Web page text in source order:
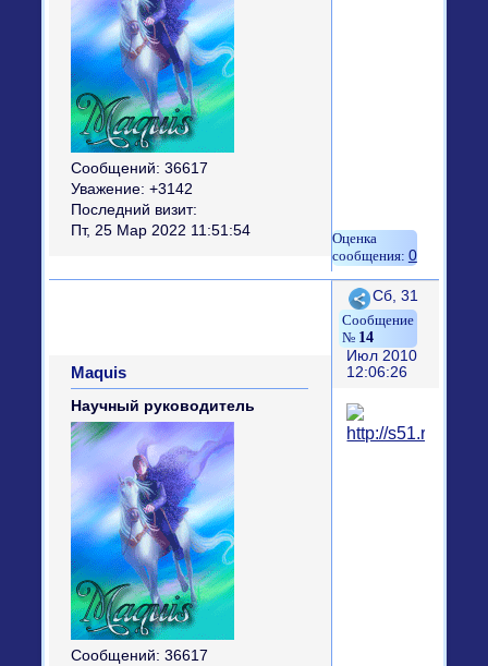
Сообщений: 36617
Уважение: +3142
Последний визит:
Пт, 25 Мар 2022 11:51:54
0
Поделиться
14
Сб, 31
Июл 2010
12:06:26
Maquis
Научный руководитель
Сообщений: 36617